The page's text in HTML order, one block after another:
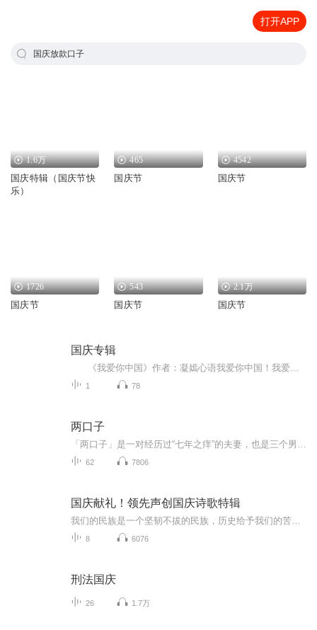
打开APP
国庆放款口子
1.6万
国庆特辑（国庆节快
乐）
465
国庆节
4542
国庆节
1726
国庆节
543
国庆节
2.1万
国庆节
国庆专辑
1 78
两口子
62 7806
国庆献礼！领先声创国庆诗歌特辑
8 6076
刑法国庆
26 1.7万